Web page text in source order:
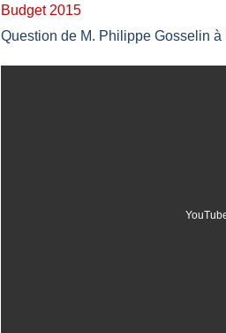
Budget 2015
Question de M. Philippe Gosselin